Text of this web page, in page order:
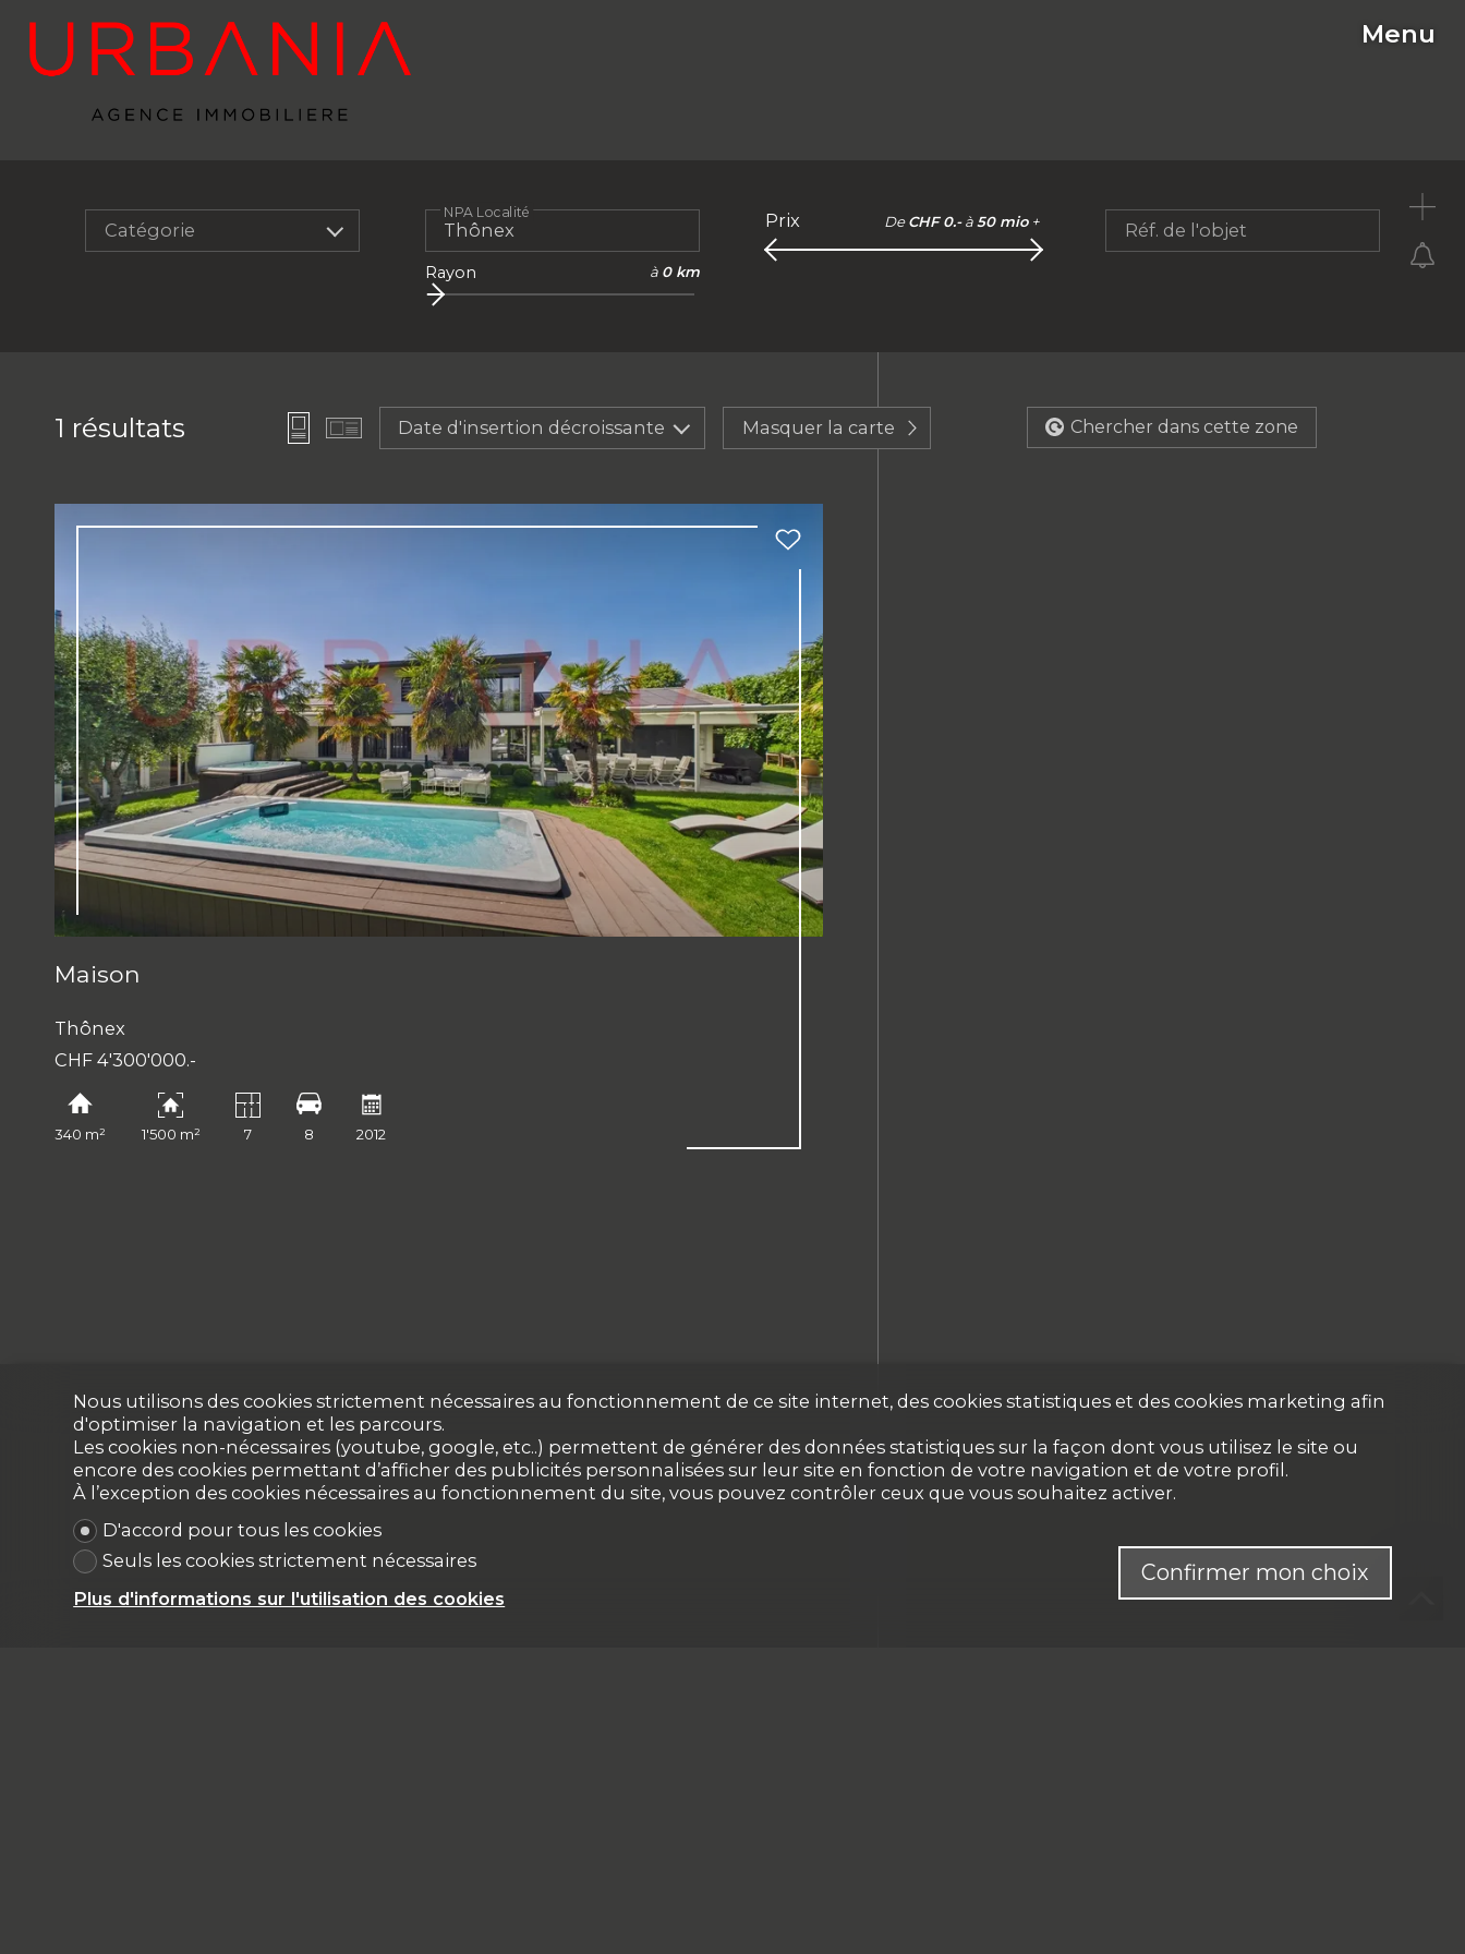
Menu
Catégorie
NPA Localité
Rayon à 0 km
Prix De CHF 0.- à50 mio + Réf. de l'objet
1 résultats Date d'insertion décroissante Masquer la carte
Maison
Thônex
CHF 4'300'000.-
340 m² 1'500 m² 7 8 2012
Chercher dans cette zone
Nous utilisons des cookies strictement nécessaires au fonctionnement de ce site internet, des cookies statistiques et des cookies marketing afin
d'optimiser la navigation et les parcours.
Les cookies non-nécessaires (youtube, google, etc..) permettent de générer des données statistiques sur la façon dont vous utilisez le site ou
encore des cookies permettant d’afficher des publicités personnalisées sur leur site en fonction de votre navigation et de votre profil.
À l’exception des cookies nécessaires au fonctionnement du site, vous pouvez contrôler ceux que vous souhaitez activer.
D'accord pour tous les cookies
Seuls les cookies strictement nécessaires
Plus d'informations sur l'utilisation des cookies
Confirmer mon choix